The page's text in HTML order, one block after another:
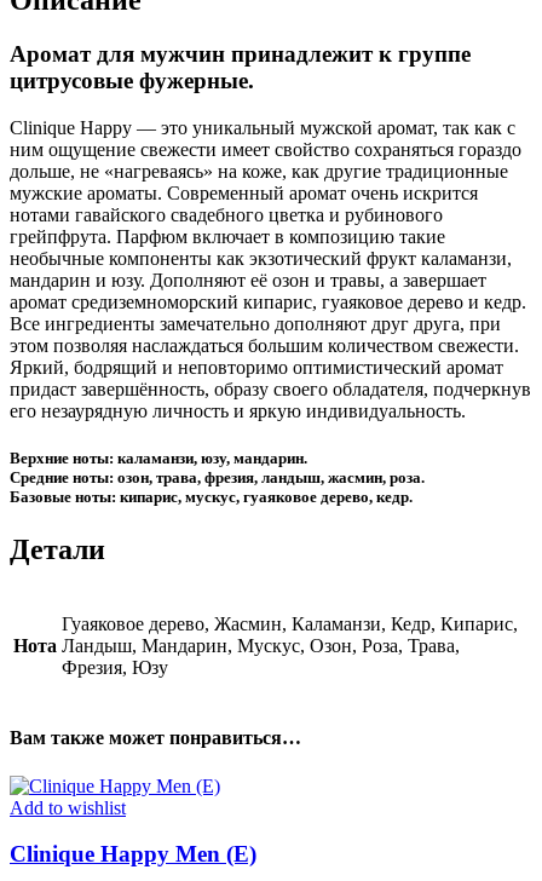
Аромат для мужчин принадлежит к группе
цитрусовые фужерные.
Clinique Happy — это уникальный мужской аромат, так как с
ним ощущение свежести имеет свойство сохраняться гораздо
дольше, не «нагреваясь» на коже, как другие традиционные
мужские ароматы. Современный аромат очень искрится
нотами гавайского свадебного цветка и рубинового
грейпфрута. Парфюм включает в композицию такие
необычные компоненты как экзотический фрукт каламанзи,
мандарин и юзу. Дополняют её озон и травы, а завершает
аромат средиземноморский кипарис, гуаяковое дерево и кедр.
Все ингредиенты замечательно дополняют друг друга, при
этом позволяя наслаждаться большим количеством свежести.
Яркий, бодрящий и неповторимо оптимистический аромат
придаст завершённость, образу своего обладателя, подчеркнув
его незаурядную личность и яркую индивидуальность.
Верхние ноты: каламанзи, юзу, мандарин.
Средние ноты: озон, трава, фрезия, ландыш, жасмин, роза.
Базовые ноты: кипарис, мускус, гуаяковое дерево, кедр.
Детали
Нота
Гуаяковое дерево, Жасмин, Каламанзи, Кедр, Кипарис,
Ландыш, Мандарин, Мускус, Озон, Роза, Трава,
Фрезия, Юзу
Вам также может понравиться…
Add to wishlist
Clinique Happy Men (E)